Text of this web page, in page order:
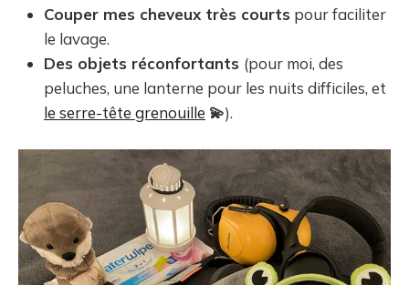
Couper mes cheveux très courts pour faciliter
le lavage.
Des objets réconfortants (pour moi, des
peluches, une lanterne pour les nuits difficiles, et
le serre-tête grenouille 💫).